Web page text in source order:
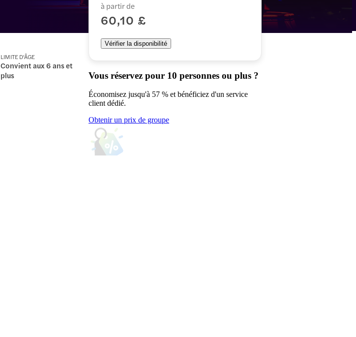
LIMITE D'ÂGE
Convient aux 6 ans et
plus
à partir de
60,10 £
Vérifier la disponibilité
Vous réservez pour 10 personnes ou plus ?
Économisez jusqu'à 57 % et bénéficiez d'un service
client dédié.
Obtenir un prix de groupe